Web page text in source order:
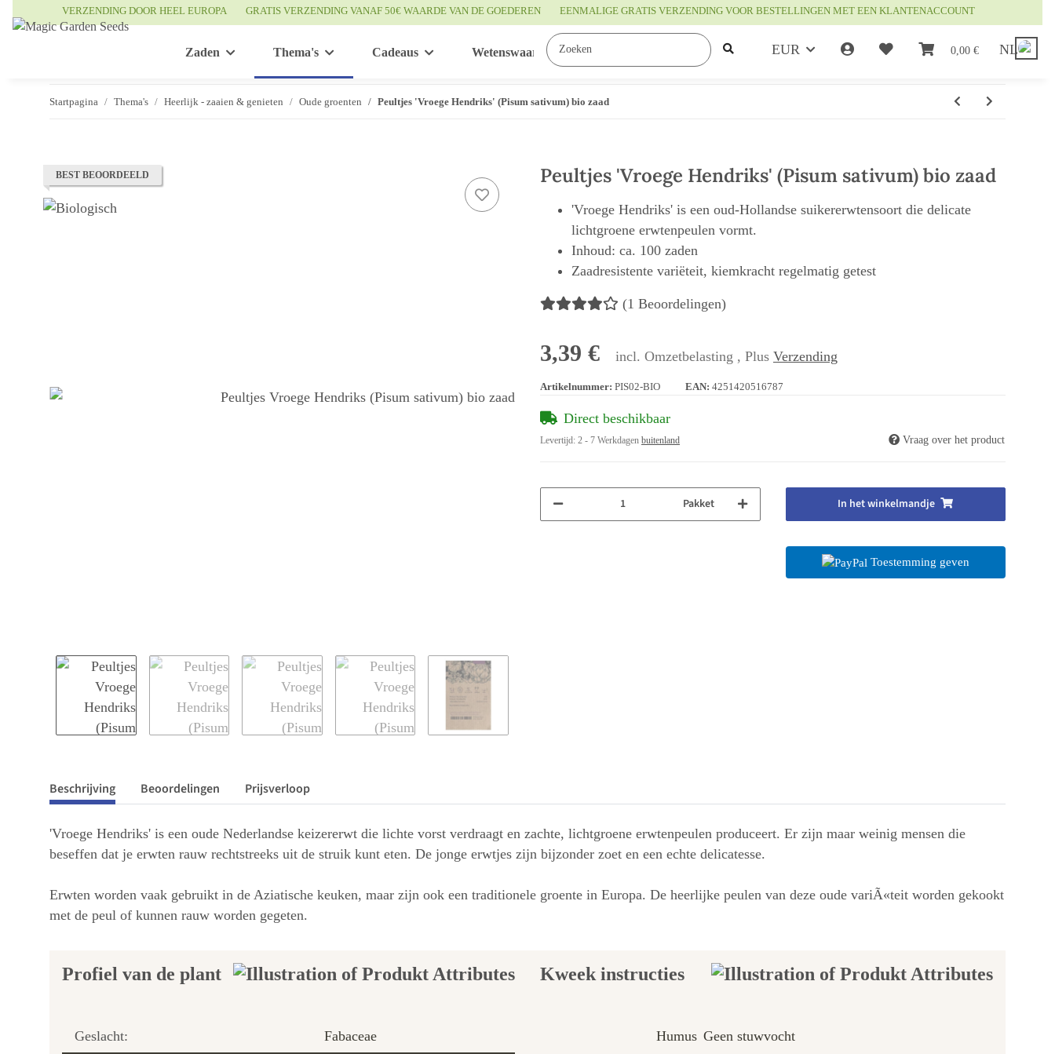
VERZENDING DOOR HEEL EUROPA GRATIS VERZENDING VANAF 50€ WAARDE VAN DE GOEDEREN EENMALIGE GRATIS VERZENDING VOOR BESTELLINGEN MET EEN KLANTENACCOUNT
EUR 0,00 € NL
Zaden Thema's Cadeaus Wetenswaardigheden
Startpagina Thema's Heerlijk - zaaien & genieten Oude groenten Peultjes 'Vroege Hendriks' (Pisum sativum) bio zaad
BEST BEOORDEELD Peultjes 'Vroege Hendriks' (Pisum sativum) bio zaad
'Vroege Hendriks' is een oud-Hollandse suikererwtensoort die delicate
lichtgroene erwtenpeulen vormt.
Inhoud: ca. 100 zaden
Zaadresistente variëteit, kiemkracht regelmatig getest
(1 Beoordelingen)
3,39 € incl. Omzetbelasting , Plus Verzending
Artikelnummer: PIS02-BIO EAN: 4251420516787
Direct beschikbaar
Levertijd: 2 - 7 Werkdagen buitenland Vraag over het product
Pakket In het winkelmandje
Toestemming geven
Beschrijving Beoordelingen Prijsverloop
'Vroege Hendriks' is een oude Nederlandse keizererwt die lichte vorst verdraagt en zachte, lichtgroene erwtenpeulen produceert. Er zijn maar weinig mensen die
beseffen dat je erwten rauw rechtstreeks uit de struik kunt eten. De jonge erwtjes zijn bijzonder zoet en een echte delicatesse.
Erwten worden vaak gebruikt in de Aziatische keuken, maar zijn ook een traditionele groente in Europa. De heerlijke peulen van deze oude variÃ«teit worden gekookt
met de peul of kunnen rauw worden gegeten.
Profiel van de plant
Geslacht: Fabaceae
Kweek instructies
Humus Geen stuwvocht